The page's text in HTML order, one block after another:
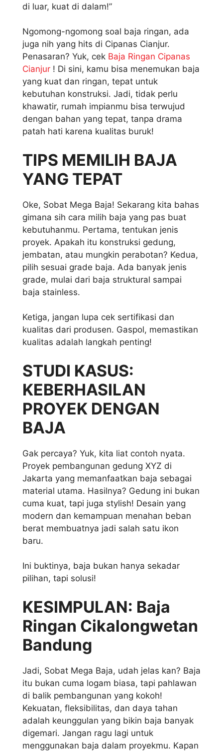
di luar, kuat di dalam!”
Ngomong-ngomong soal baja ringan, ada
juga nih yang hits di Cipanas Cianjur.
Penasaran? Yuk, cek Baja Ringan Cipanas
Cianjur ! Di sini, kamu bisa menemukan baja
yang kuat dan ringan, tepat untuk
kebutuhan konstruksi. Jadi, tidak perlu
khawatir, rumah impianmu bisa terwujud
dengan bahan yang tepat, tanpa drama
patah hati karena kualitas buruk!
TIPS MEMILIH BAJA
YANG TEPAT
Oke, Sobat Mega Baja! Sekarang kita bahas
gimana sih cara milih baja yang pas buat
kebutuhanmu. Pertama, tentukan jenis
proyek. Apakah itu konstruksi gedung,
jembatan, atau mungkin perabotan? Kedua,
pilih sesuai grade baja. Ada banyak jenis
grade, mulai dari baja struktural sampai
baja stainless.
Ketiga, jangan lupa cek sertifikasi dan
kualitas dari produsen. Gaspol, memastikan
kualitas adalah langkah penting!
STUDI KASUS:
KEBERHASILAN
PROYEK DENGAN
BAJA
Gak percaya? Yuk, kita liat contoh nyata.
Proyek pembangunan gedung XYZ di
Jakarta yang memanfaatkan baja sebagai
material utama. Hasilnya? Gedung ini bukan
cuma kuat, tapi juga stylish! Desain yang
modern dan kemampuan menahan beban
berat membuatnya jadi salah satu ikon
baru.
Ini buktinya, baja bukan hanya sekadar
pilihan, tapi solusi!
KESIMPULAN: Baja
Ringan Cikalongwetan
Bandung
Jadi, Sobat Mega Baja, udah jelas kan? Baja
itu bukan cuma logam biasa, tapi pahlawan
di balik pembangunan yang kokoh!
Kekuatan, fleksibilitas, dan daya tahan
adalah keunggulan yang bikin baja banyak
digemari. Jangan ragu lagi untuk
menggunakan baja dalam proyekmu. Kapan